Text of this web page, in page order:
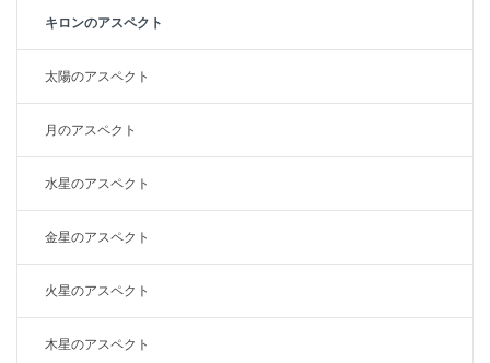
キロンのアスペクト
太陽のアスペクト
月のアスペクト
水星のアスペクト
金星のアスペクト
火星のアスペクト
木星のアスペクト